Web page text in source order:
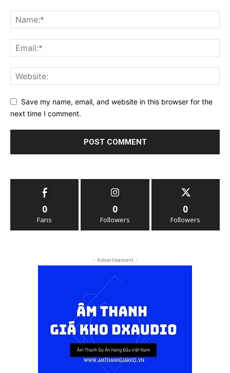
Save my name, email, and website in this browser for the
next time I comment.
0
Fans
0
Followers
0
Followers
- Advertisement -